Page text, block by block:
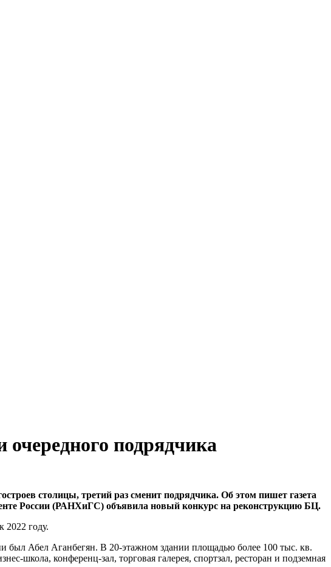
подрядчика
столицы, третий раз сменит подрядчика. Об этом пишет газета
России (РАНХиГС) объявила новый конкурс на реконструкцию БЦ.
2022 году.
был Абел Аганбегян. В 20-этажном здании площадью более 100 тыс. кв.
школа, конференц-зал, торговая галерея, спортзал, ресторан и подземная